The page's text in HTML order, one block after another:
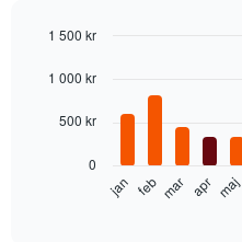
chart
bars.
Diagrammet
graphic.
jan feb mar apr maj
0
500 kr
1 000 kr
1 500 kr